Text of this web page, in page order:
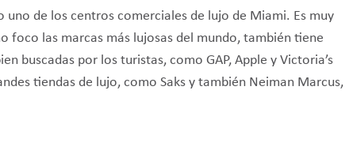
uno de los centros comerciales de lujo de Miami. Es muy
foco las marcas más lujosas del mundo, también tiene
buscadas por los turistas, como GAP, Apple y Victoria’s
tiendas de lujo, como Saks y también Neiman Marcus,